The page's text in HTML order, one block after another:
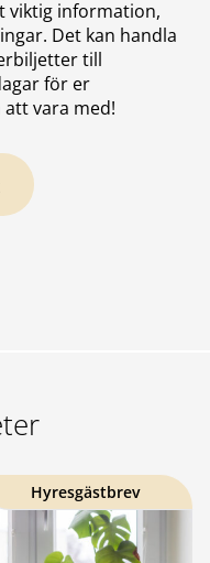
viktig information,
Det kan handla
till
för er
vara med!
Hyresgästbrev